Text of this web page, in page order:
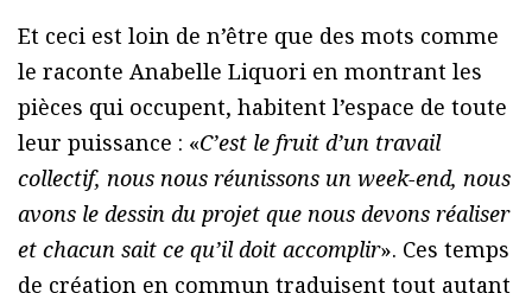
Et ceci est loin de n’être que des mots comme
le raconte Anabelle Liquori en montrant les
pièces qui occupent, habitent l’espace de toute
leur puissance : «C’est le fruit d’un travail
collectif, nous nous réunissons un week-end, nous
avons le dessin du projet que nous devons réaliser
et chacun sait ce qu’il doit accomplir». Ces temps
de création en commun traduisent tout autant